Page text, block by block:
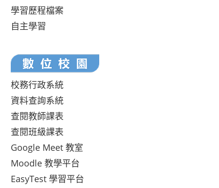
學習歷程檔案
自主學習
校務行政系統
資料查詢系統
查閱教師課表
查閱班級課表
Google Meet 教室
Moodle 教學平台
EasyTest 學習平台